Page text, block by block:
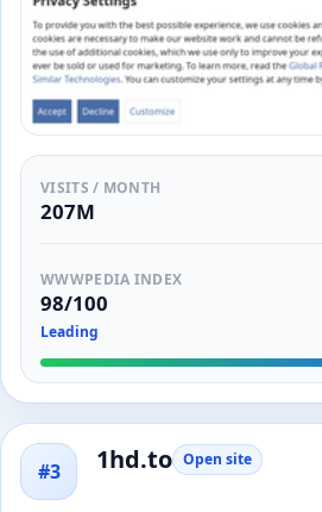
VISITS / MONTH
207M
WWWPEDIA INDEX
98/100
Leading
#3 1hd.to Open site